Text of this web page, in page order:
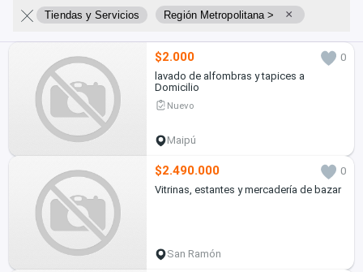
Tiendas y Servicios Región Metropolitana > ×
$2.000
0
lavado de alfombras y tapices a
Domicilio
Nuevo
Maipú
$2.490.000
0
Vitrinas, estantes y mercadería de bazar
San Ramón